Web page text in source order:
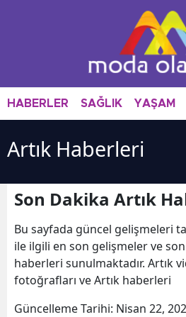
HABERLER SAĞLIK YAŞAM
Artık Haberleri
Son Dakika Artık
Bu sayfada güncel gelişmeleri
ile ilgili en son gelişmeler ve
haberleri sunulmaktadır. Artık
fotoğrafları ve Artık haberleri
Güncelleme Tarihi: Nisan 22,